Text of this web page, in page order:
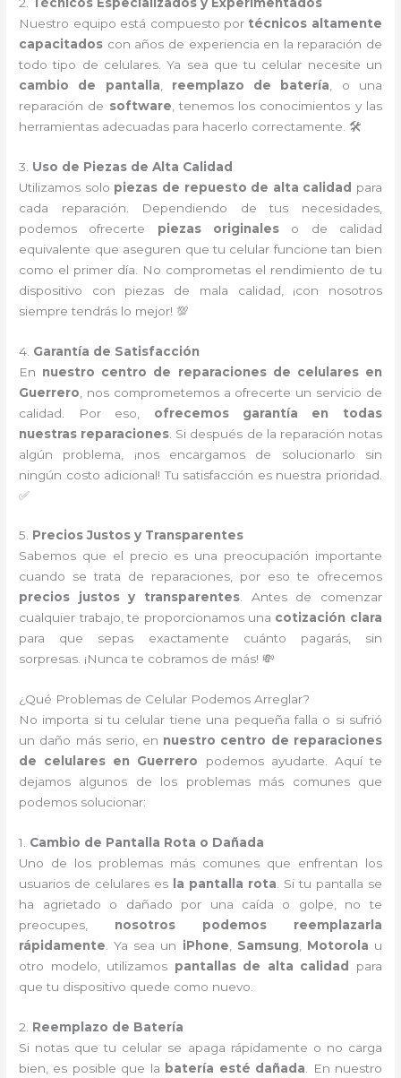
Nuestro equipo está compuesto por técnicos altamente
capacitados con años de experiencia en la reparación de
todo tipo de celulares. Ya sea que tu celular necesite un
cambio de pantalla
reemplazo de batería , o una
reparación de software , tenemos los conocimientos y las
herramientas adecuadas para hacerlo correctamente. 🛠️
3. Uso de Piezas de Alta Calidad
Utilizamos solo piezas de repuesto de alta calidad para
cada reparación. Dependiendo de tus necesidades,
podemos ofrecerte piezas originales o de calidad
equivalente que aseguren que tu celular funcione tan bien
como el primer día. No comprometas el rendimiento de tu
dispositivo con piezas de mala calidad, ¡con nosotros
siempre tendrás lo mejor! 💯
4. Garantía de Satisfacción
En nuestro centro de reparaciones de celulares en
Guerrero , nos comprometemos a ofrecerte un servicio de
calidad. Por eso, ofrecemos garantía en todas
nuestras reparaciones . Si después de la reparación notas
algún problema, ¡nos encargamos de solucionarlo sin
ningún costo adicional! Tu satisfacción es nuestra prioridad.
✅
5. Precios Justos y Transparentes
Sabemos que el precio es una preocupación importante
cuando se trata de reparaciones, por eso te ofrecemos
precios justos y transparentes. Antes de comenzar
cualquier trabajo, te proporcionamos una cotización clara
para que sepas exactamente cuánto pagarás, sin
sorpresas. ¡Nunca te cobramos de más! 💸
¿Qué Problemas de Celular Podemos Arreglar?
No importa si tu celular tiene una pequeña falla o si sufrió
un daño más serio, en nuestro centro de reparaciones
de celulares en Guerrero podemos ayudarte. Aquí te
dejamos algunos de los problemas más comunes que
podemos solucionar:
1. Cambio de Pantalla Rota o Dañada
Uno de los problemas más comunes que enfrentan los
usuarios de celulares es
la pantalla rota . Si tu pantalla se
ha agrietado o dañado por una caída o golpe, no te
preocupes, nosotros podemos reemplazarla
rápidamente . Ya sea un iPhone Samsung Motorola u
otro modelo, utilizamos pantallas de alta calidad
para
que tu dispositivo quede como nuevo.
2. Reemplazo de Batería
Si notas que tu celular se apaga rápidamente o no carga
bien, es posible que la batería esté dañada . En nuestro